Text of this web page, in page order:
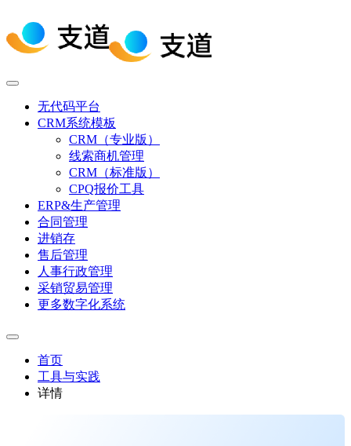
无代码平台
CRM系统模板
CRM（专业版）
线索商机管理
CRM（标准版）
CPQ报价工具
ERP&生产管理
合同管理
进销存
售后管理
人事行政管理
采销贸易管理
更多数字化系统
首页
工具与实践
详情